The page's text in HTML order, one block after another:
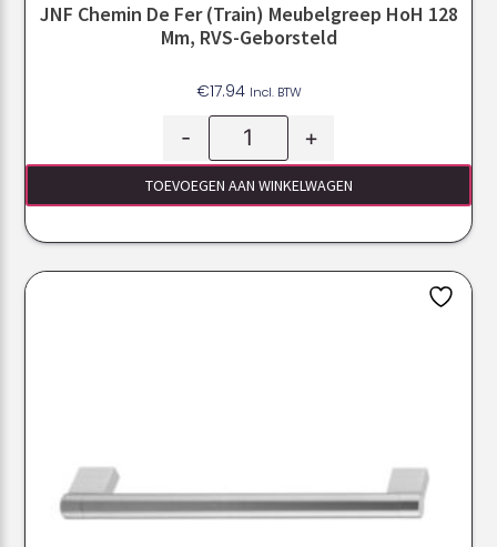
JNF Chemin De Fer (train) Meubelgreep HoH 128
Mm, RVS-Geborsteld
€17.94 Incl. BTW
- +
TOEVOEGEN AAN WINKELWAGEN